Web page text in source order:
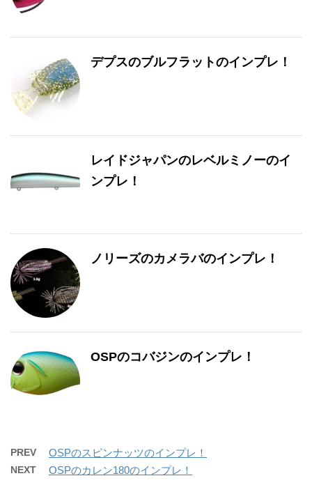
デプスのブルフラットのインプレ！
レイドジャパンのレベルミノーのイ
ンプレ！
ノリーズのカメラバのインプレ！
OSPのコバジンのインプレ！
PREV OSPのスピンナッツのインプレ！
NEXT OSPのカレン180のインプレ！